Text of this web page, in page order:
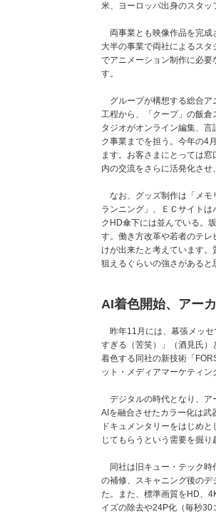
米、ヨーロッパ出身のスタッ
両事業とも映像作品を完成
大半の事業で両社によるス
でアニメーション制作に必
す。
グループが構想する総合ア
工程から、「クープ」の飯
タジオがオンライン編集、
ク事業までを担う。今年の4
ます。お客さまにとっては
内の交流をさらに活発化させ
なお、グッズ制作は「メモ
ランニング」、ＥＣサイト
クHD傘下には並んでいる。
す。働き方改革や若者のテ
けが出来たと考えています
狙えるぐらいの強さがあると
AI着色開始、アー
昨年11月には、幕張メッセ
すぎる（苦笑）」（酒見氏
着色する同社の新技術「
ット・メディアマーケティン
デジタルの時代となり、ア
AIを融合させたカラー化は
ドキュメンタリーをはじめ
じてもらうという需要を掘り
同社は旧キュー・テック時
の補修、スキャニング後の
た。また、標準画質をHD、
イズの除去や24P化（毎秒